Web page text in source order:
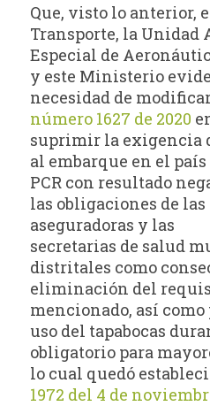
Que, visto lo anterior,
Transporte, la
Especial de
y este Ministerio
necesidad de
número 1627 de 2020
suprimir la exigencia
al embarque en el
PCR con resultado
las obligaciones de
aseguradoras y las
secretarias de salud
distritales como
eliminación del
mencionado, así
uso del tapabocas
obligatorio para
lo cual quedó
1972 del 4 de